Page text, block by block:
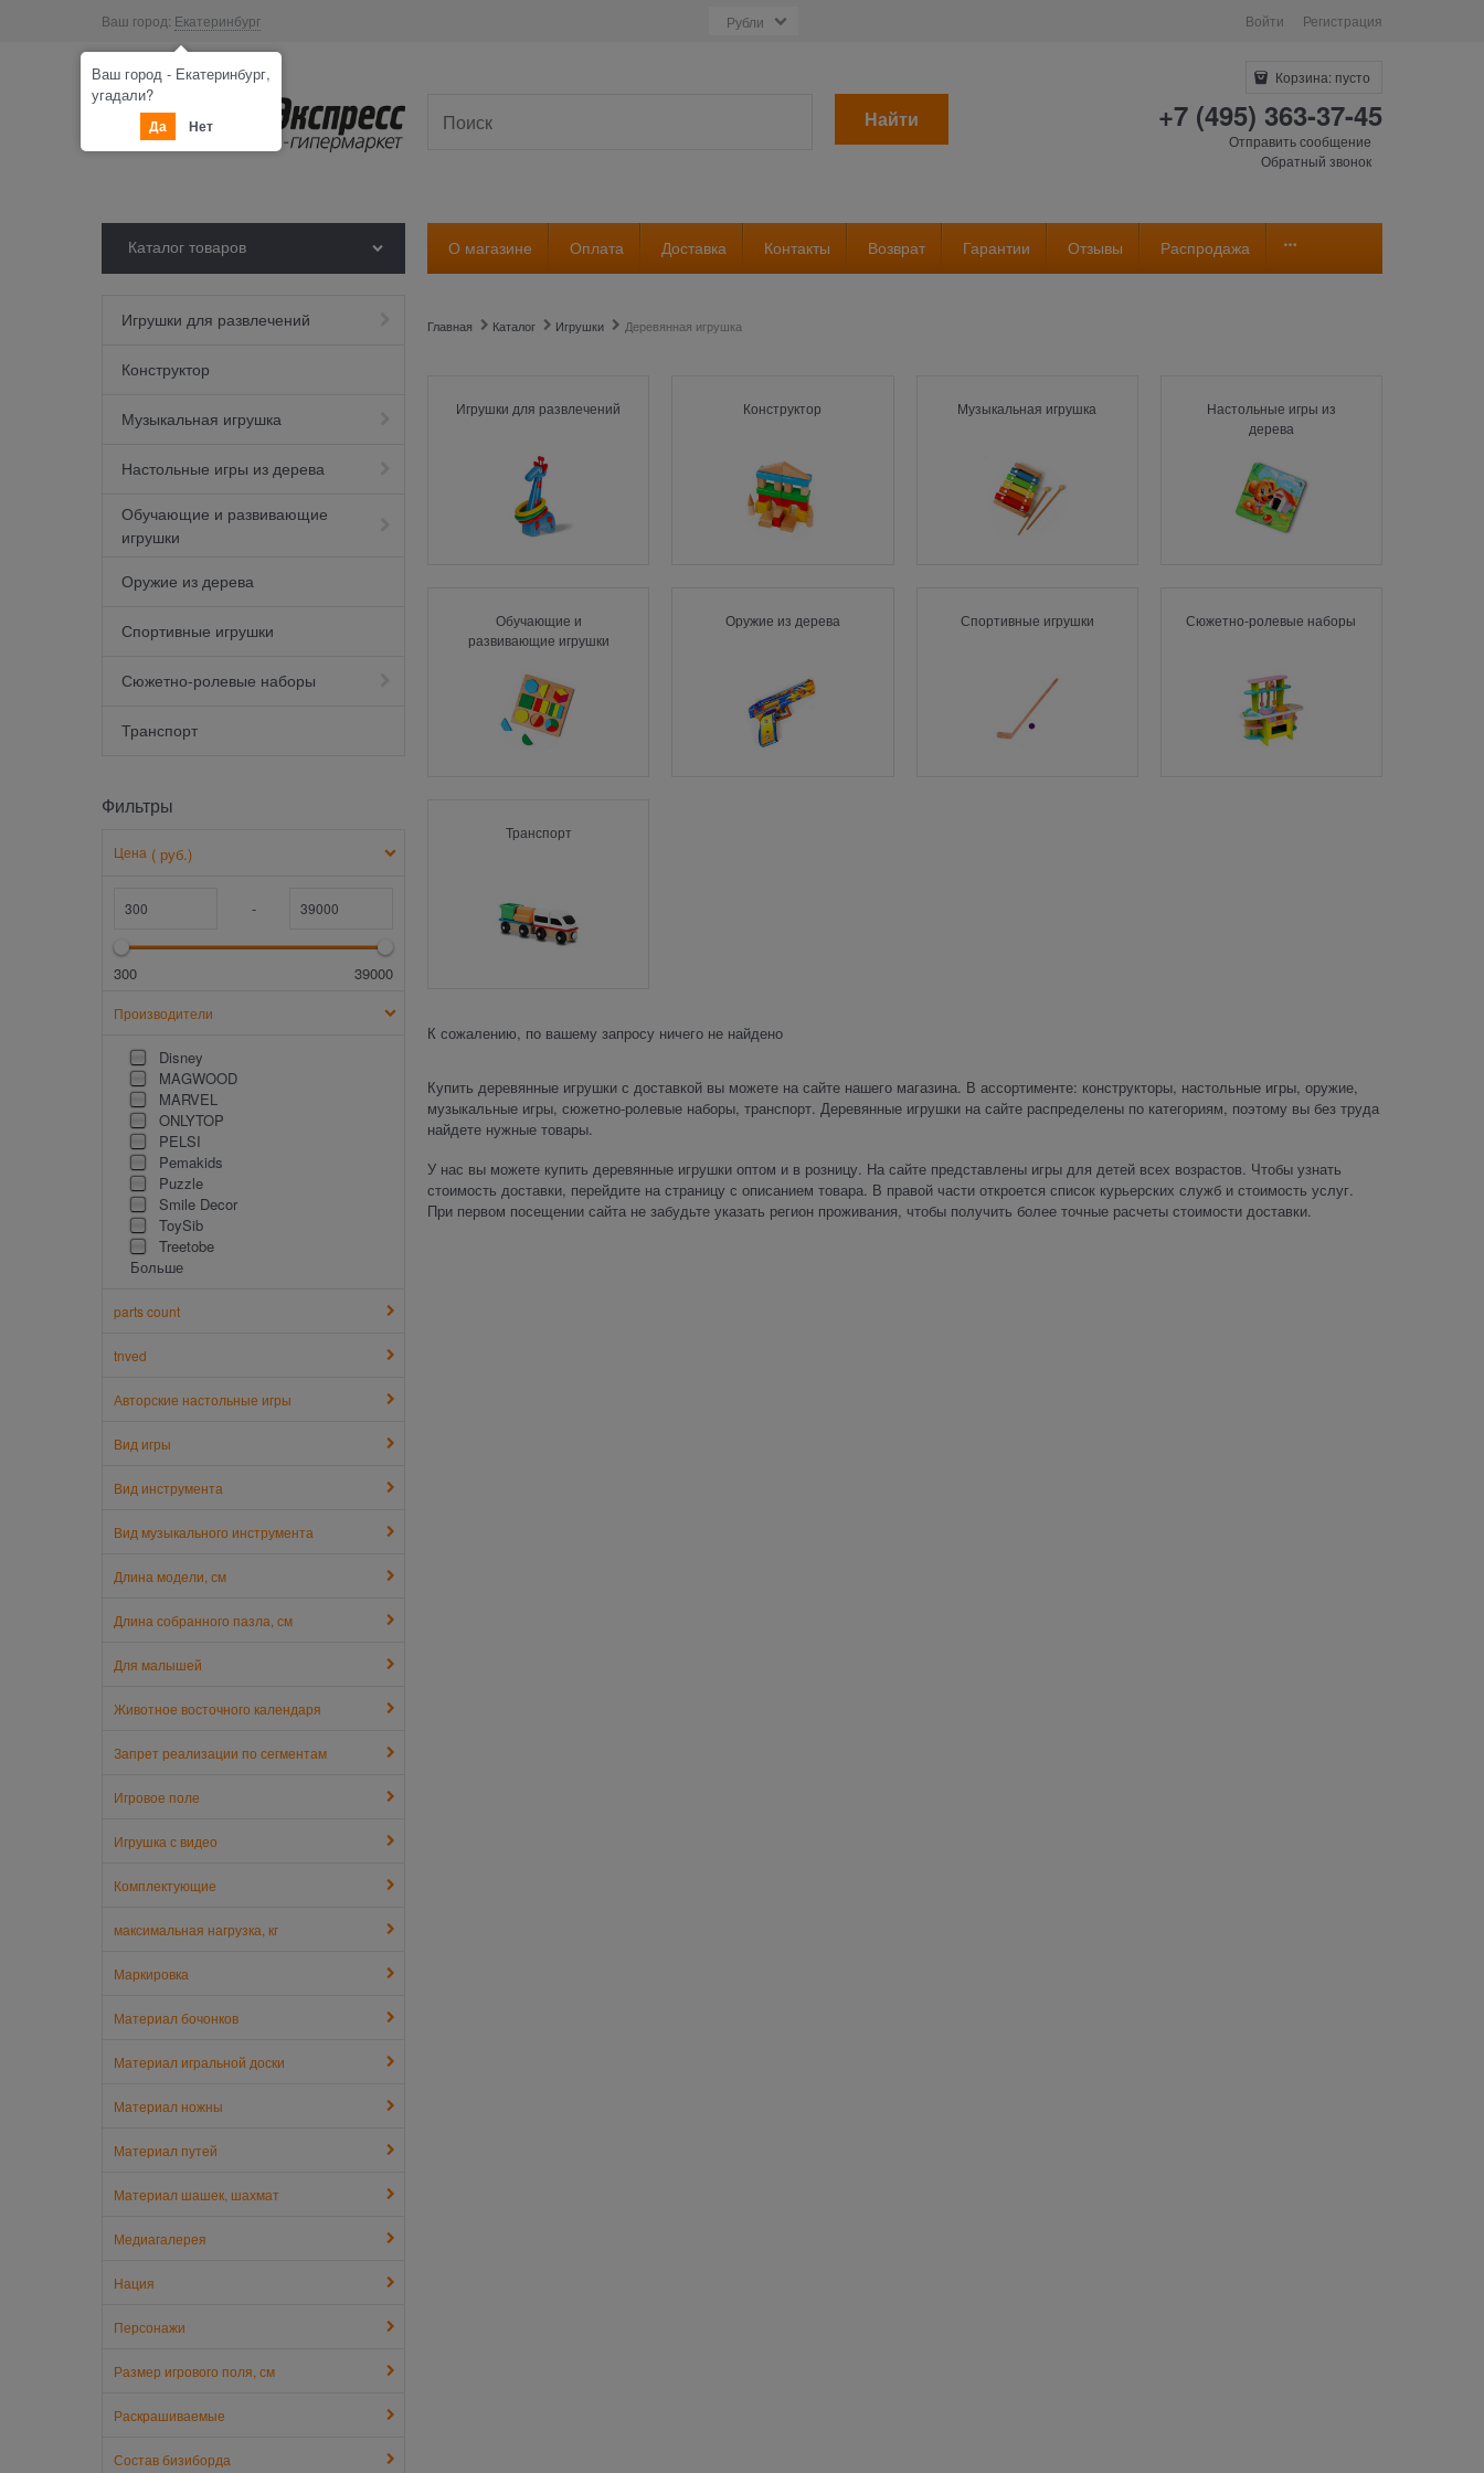
Ваш город: Екатеринбург Войти Регистрация
Найти
Корзина: пусто
+7 (495) 363-37-45
Отправить сообщение
Обратный звонок
Каталог товаров О магазине Оплата Доставка Контакты Возврат Гарантии Отзывы Распродажа
Игрушки для развлечений
Конструктор
Музыкальная игрушка
Настольные игры из дерева
Обучающие и развивающие
игрушки
Оружие из дерева
Спортивные игрушки
Сюжетно-ролевые наборы
Транспорт
Фильтры
Цена ( руб.)
-
300 39000
Производители
Disney
MAGWOOD
MARVEL
ONLYTOP
PELSI
Pemakids
Puzzle
Smile Decor
ToySib
Treetobe
Больше
parts count
tnved
Авторские настольные игры
Вид игры
Вид инструмента
Вид музыкального инструмента
Длина модели, см
Длина собранного пазла, см
Для малышей
Животное восточного календаря
Запрет реализации по сегментам
Игровое поле
Игрушка с видео
Комплектующие
максимальная нагрузка, кг
Маркировка
Материал бочонков
Материал игральной доски
Материал ножны
Материал путей
Материал шашек, шахмат
Медиагалерея
Нация
Персонажи
Размер игрового поля, см
Раскрашиваемые
Состав бизиборда
Главная Каталог Игрушки Деревянная игрушка
Игрушки для развлечений Конструктор Музыкальная игрушка
Настольные игры из
дерева
Обучающие и
развивающие игрушки
Оружие из дерева Спортивные игрушки Сюжетно-ролевые наборы
Транспорт
К сожалению, по вашему запросу ничего не найдено
Купить деревянные игрушки с доставкой вы можете на сайте нашего магазина. В ассортименте: конструкторы, настольные игры, оружие,
музыкальные игры, сюжетно-ролевые наборы, транспорт. Деревянные игрушки на сайте распределены по категориям, поэтому вы без труда
найдете нужные товары.
У нас вы можете купить деревянные игрушки оптом и в розницу. На сайте представлены игры для детей всех возрастов. Чтобы узнать
стоимость доставки, перейдите на страницу с описанием товара. В правой части откроется список курьерских служб и стоимость услуг.
При первом посещении сайта не забудьте указать регион проживания, чтобы получить более точные расчеты стоимости доставки.
Ваш город - Екатеринбург,
угадали?
Да Нет